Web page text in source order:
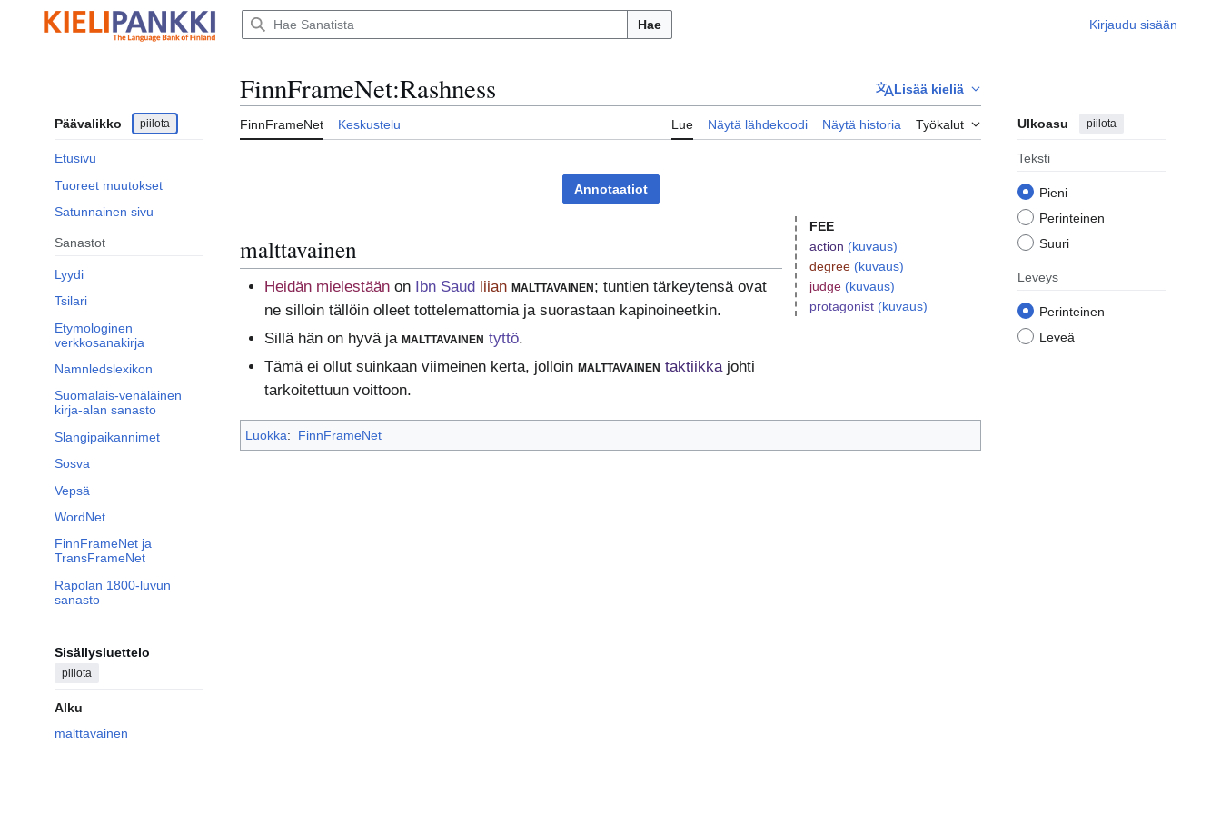
sisältöön
Hae Kirjaudu sisään
Päävalikko piilota
Etusivu
Tuoreet muutokset
Satunnainen sivu
Sanastot
Lyydi
Tsilari
Etymologinen
verkkosanakirja
Namnledslexikon
Suomalais-venäläinen
kirja-alan sanasto
Slangipaikannimet
Sosva
Vepsä
WordNet
FinnFrameNet ja
TransFrameNet
Rapolan 1800-luvun
sanasto
Sisällysluettelo
piilota
Alku
malttavainen
FinnFrameNet:Rashness Lisää kieliä
FinnFrameNet Keskustelu Lue Näytä lähdekoodi Näytä historia Työkalut Ulkoasu piilota
Teksti
Pieni
Perinteinen
Suuri
Leveys
Perinteinen
Leveä
Annotaatiot
malttavainen
Heidän mielestäänon Ibn Saud liian malttavainen; tuntien tärkeytensä ovat
ne silloin tällöin olleet tottelemattomia ja suorastaan kapinoineetkin.
Sillä hän on hyvä ja malttavainen tyttö.
Tämä ei ollut suinkaan viimeinen kerta, jolloin malttavainen taktiikkajohti
tarkoitettuun voittoon.
FEE
action (kuvaus)
degree (kuvaus)
judge (kuvaus)
protagonist (kuvaus)
Luokka: FinnFrameNet